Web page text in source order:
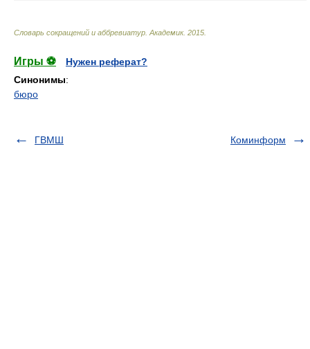
Словарь сокращений и аббревиатур Академик. 2015
Игры ⚽
Нужен реферат?
Синонимы:
бюро
ГВМШ Коминформ